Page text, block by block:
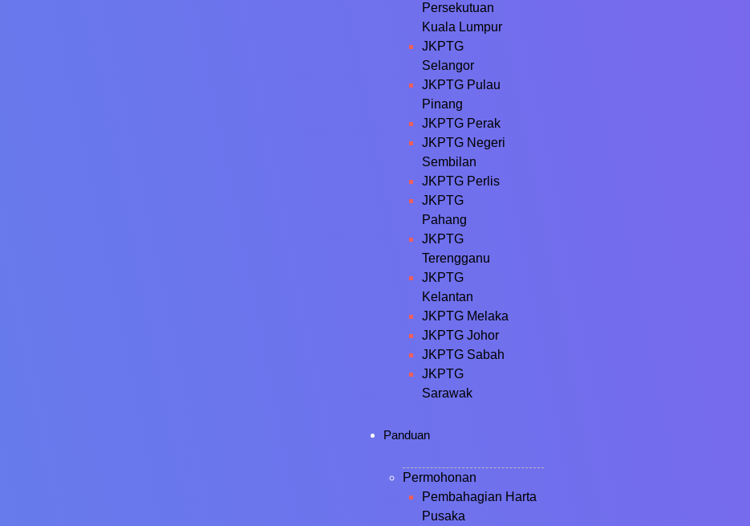
Persekutuan
Kuala Lumpur
JKPTG
Selangor
JKPTG Pulau
Pinang
JKPTG Perak
JKPTG Negeri
Sembilan
JKPTG Perlis
JKPTG
Pahang
JKPTG
Terengganu
JKPTG
Kelantan
JKPTG Melaka
JKPTG Johor
JKPTG Sabah
JKPTG
Sarawak
Panduan
Permohonan
Pembahagian Harta
Pusaka